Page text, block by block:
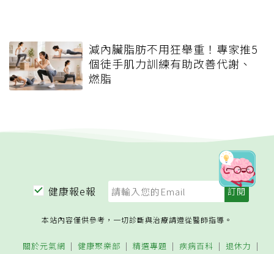
減內臟脂肪不用狂舉重！專家推5
個徒手肌力訓練有助改善代謝、
燃脂
健康報e報
本站內容僅供參考，一切診斷與治療請遵從醫師指導。
關於元氣網 健康聚樂部 精選專題 疾病百科 退休力